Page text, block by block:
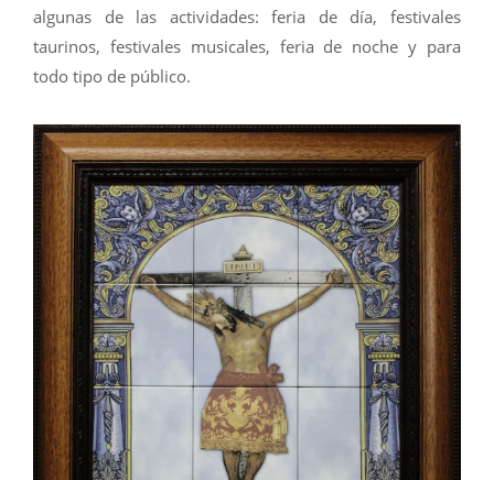
algunas de las actividades: feria de día, festivales
taurinos, festivales musicales, feria de noche y para
todo tipo de público.